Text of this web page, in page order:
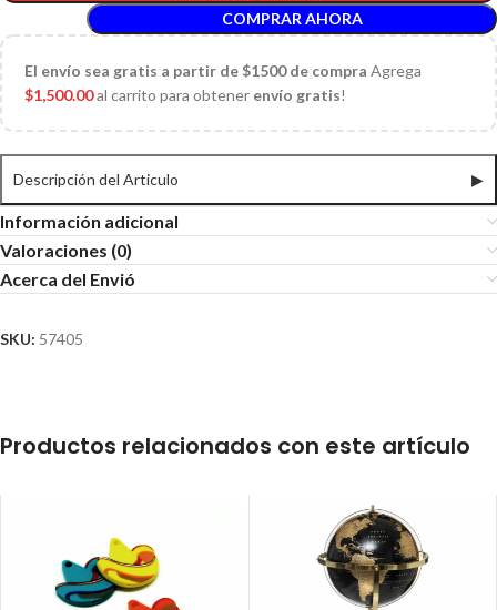
COMPRAR AHORA
El envío sea gratis a partir de $1500 de compra Agrega
$1,500.00al carrito para obtener envío gratis!
Descripción del Articulo ▶
Información adicional
Valoraciones (0)
Acerca del Envió
SKU: 57405
Productos relacionados con este artículo